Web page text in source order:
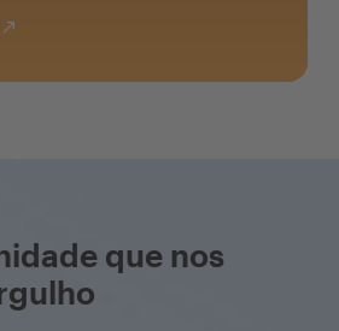
que nos